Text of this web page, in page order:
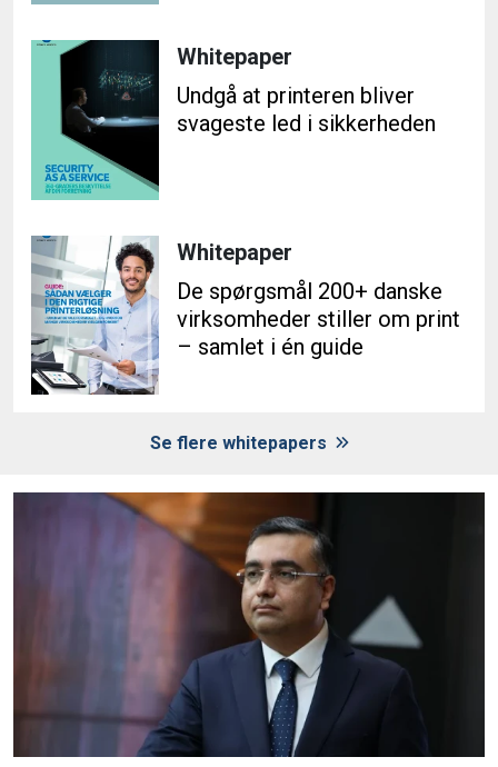
Whitepaper
Undgå at printeren bliver
svageste led i sikkerheden
Whitepaper
De spørgsmål 200+ danske
virksomheder stiller om print
– samlet i én guide
Se flere whitepapers